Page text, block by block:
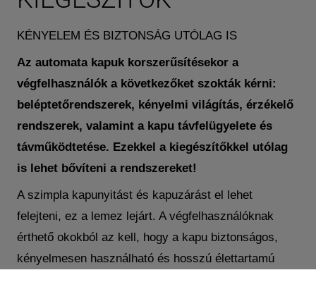
KÉNYELEM ÉS BIZTONSÁG UTÓLAG IS
Az automata kapuk korszerűsítésekor a
végfelhasználók a következőket szokták kérni:
beléptetőrendszerek, kényelmi világítás, érzékelő
rendszerek, valamint a kapu távfelügyelete és
távműködtetése. Ezekkel a kiegészítőkkel utólag
is lehet bővíteni a rendszereket!
A szimpla kapunyitást és kapuzárást el lehet
felejteni, ez a lemez lejárt. A végfelhasználóknak
érthető okokból az kell, hogy a kapu biztonságos,
kényelmesen használható és hosszú élettartamú